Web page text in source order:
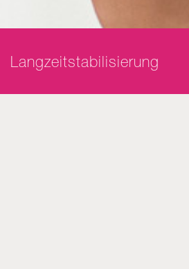
Langzeitstabilisierung